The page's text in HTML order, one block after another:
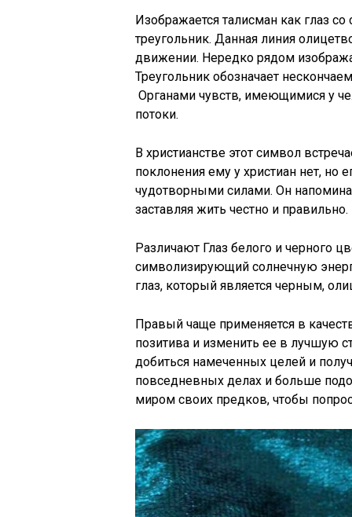
Изображается талисман как глаз
треугольник. Данная линия
движении. Нередко рядом
Треугольник обозначает
Органами чувств, имеющимися у
потоки.
В христианстве этот символ
поклонения ему у христиан нет,
чудотворными силами. Он
заставляя жить честно и правильно.
Различают Глаз белого и черного
символизирующий солнечную
глаз, который является черным,
Правый чаще применяется в
позитива и изменить ее в лучшую
добиться намеченных целей и
повседневных делах и больше
миром своих предков, чтобы